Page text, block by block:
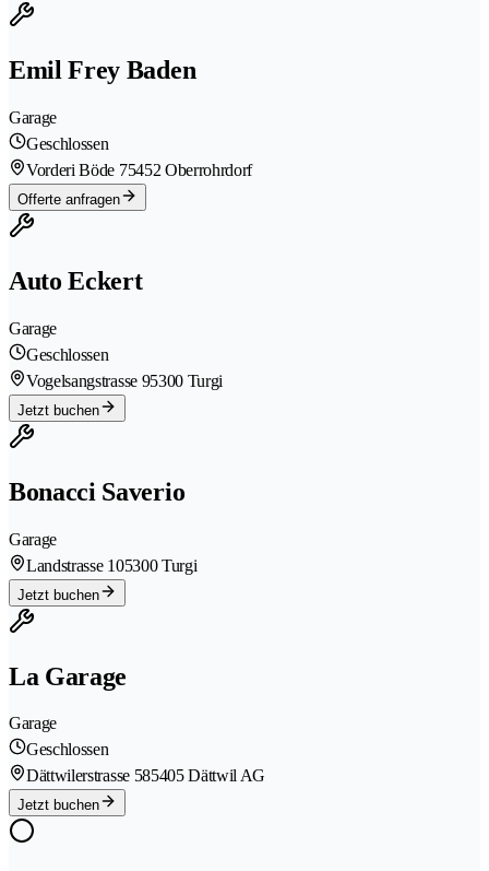
Emil Frey Baden
Garage
Geschlossen
Vorderi Böde 75452 Oberrohrdorf
Offerte anfragen
Auto Eckert
Garage
Geschlossen
Vogelsangstrasse 95300 Turgi
Jetzt buchen
Bonacci Saverio
Garage
Landstrasse 105300 Turgi
Jetzt buchen
La Garage
Garage
Geschlossen
Dättwilerstrasse 585405 Dättwil AG
Jetzt buchen